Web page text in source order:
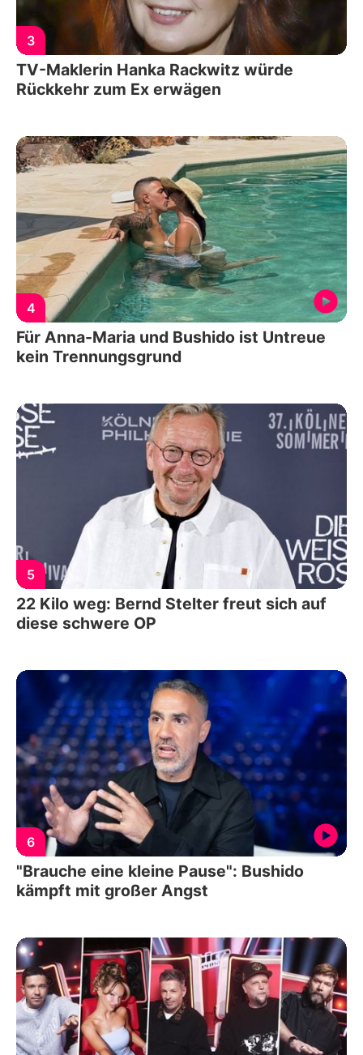
3
TV-Maklerin Hanka Rackwitz würde
Rückkehr zum Ex erwägen
4
Für Anna-Maria und Bushido ist Untreue
kein Trennungsgrund
5
22 Kilo weg: Bernd Stelter freut sich auf
diese schwere OP
6
"Brauche eine kleine Pause": Bushido
kämpft mit großer Angst